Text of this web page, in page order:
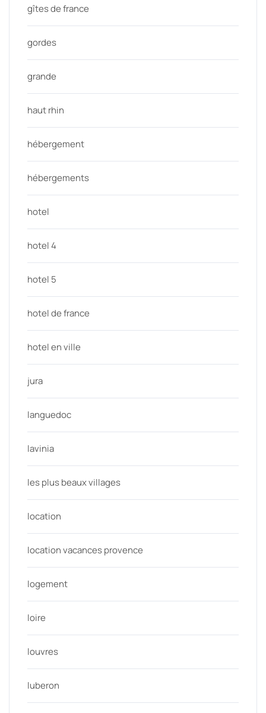
gîtes de france
gordes
grande
haut rhin
hébergement
hébergements
hotel
hotel 4
hotel 5
hotel de france
hotel en ville
jura
languedoc
lavinia
les plus beaux villages
location
location vacances provence
logement
loire
louvres
luberon